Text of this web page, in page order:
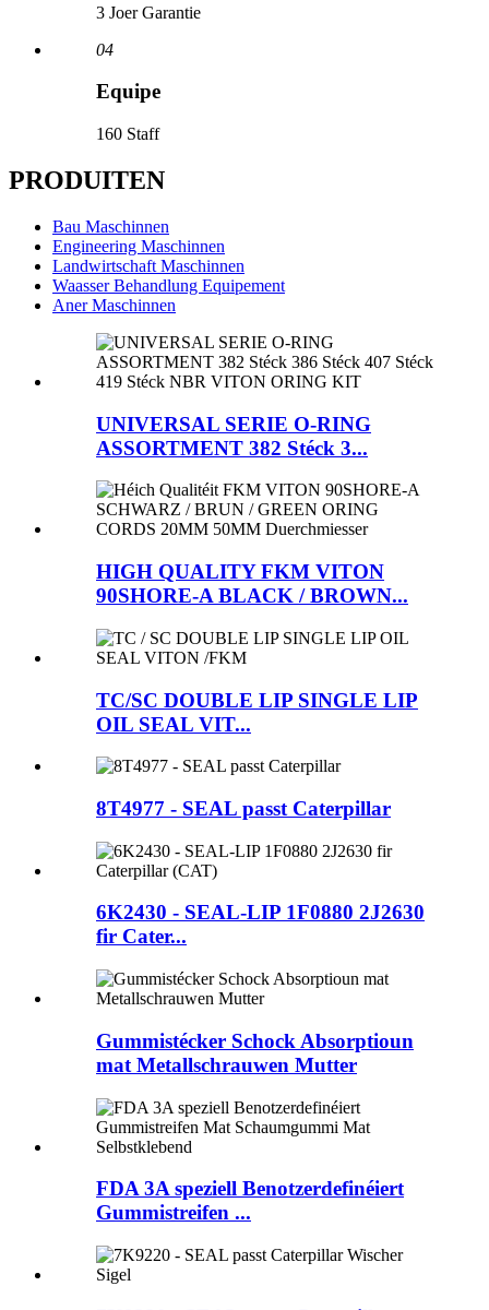
3 Joer Garantie
04
Equipe
160 Staff
PRODUITEN
Bau Maschinnen
Engineering Maschinnen
Landwirtschaft Maschinnen
Waasser Behandlung Equipement
Aner Maschinnen
UNIVERSAL SERIE O-RING
ASSORTMENT 382 Stéck 3...
HIGH QUALITY FKM VITON
90SHORE-A BLACK / BROWN...
TC/SC DOUBLE LIP SINGLE LIP
OIL SEAL VIT...
8T4977 - SEAL passt Caterpillar
6K2430 - SEAL-LIP 1F0880 2J2630
fir Cater...
Gummistécker Schock Absorptioun
mat Metallschrauwen Mutter
FDA 3A speziell Benotzerdefinéiert
Gummistreifen ...